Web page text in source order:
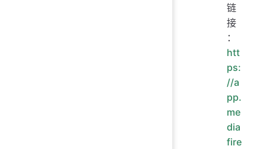
链
接
：
htt
ps:
//a
pp.
me
dia
fire